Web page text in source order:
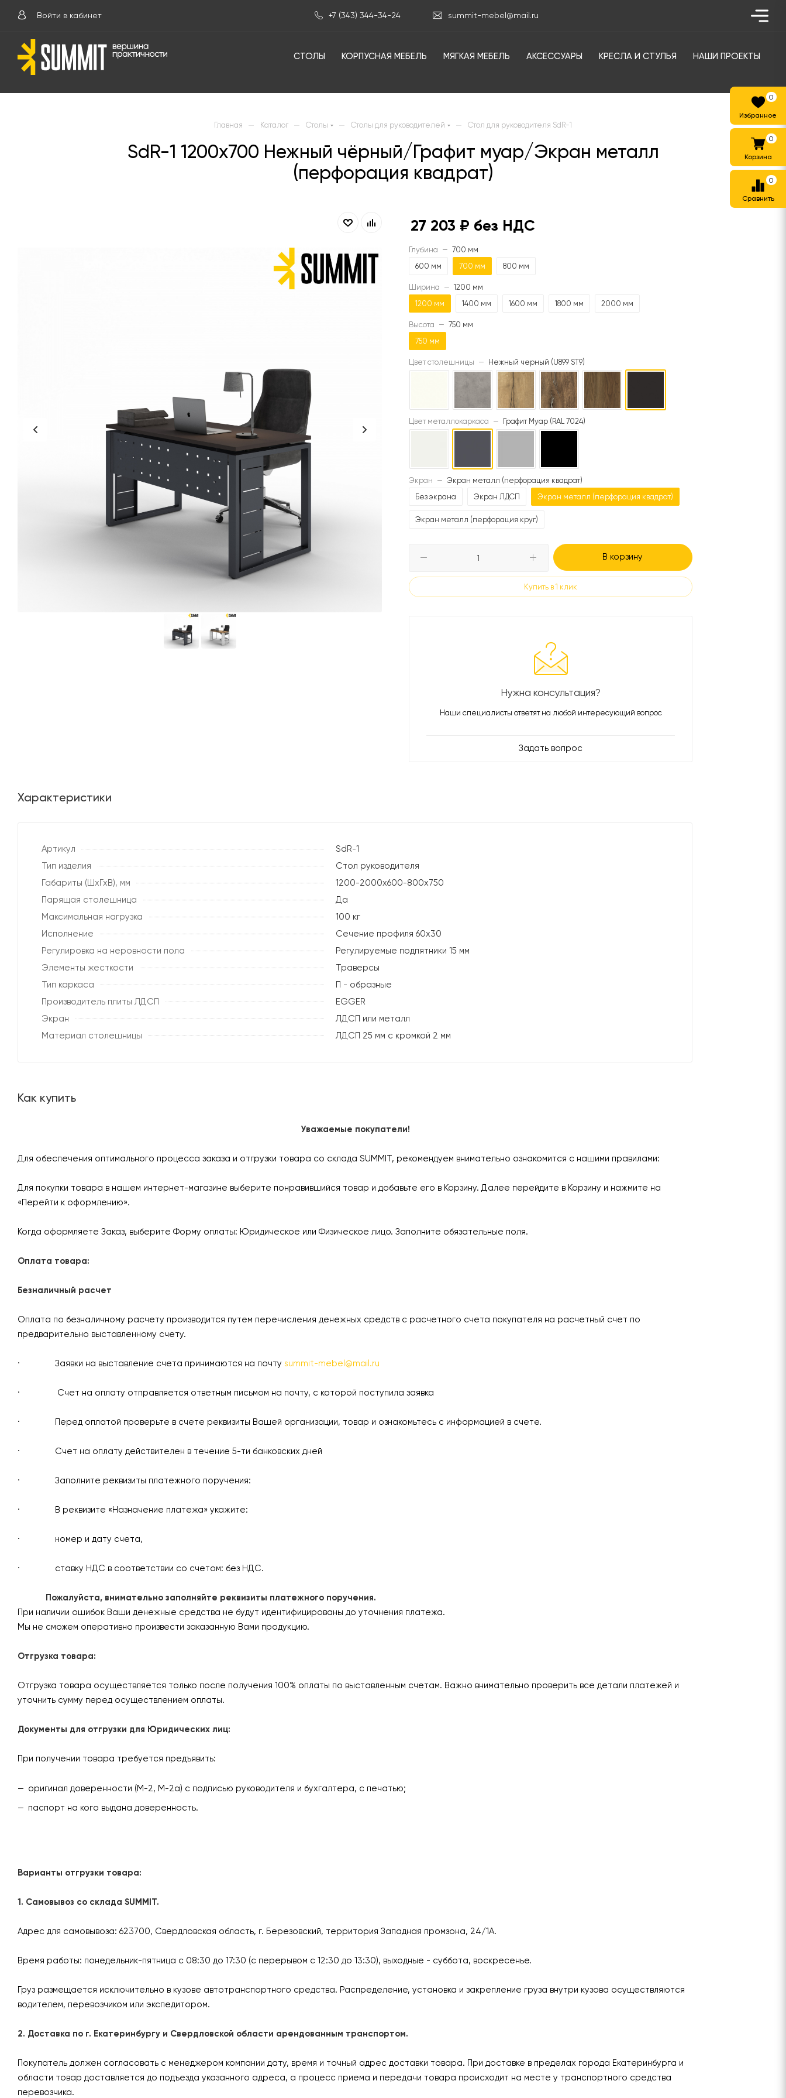
Войти в кабинет +7 (343) 344-34-24 summit-mebel@mail.ru
СТОЛЫ КОРПУСНАЯ МЕБЕЛЬ МЯГКАЯ МЕБЕЛЬ АКСЕССУАРЫ КРЕСЛА И СТУЛЬЯ НАШИ ПРОЕКТЫ
Главная — Каталог — Столы — Столы для руководителей — Стол для руководителя SdR-1
SdR-1 1200х700 Нежный чёрный/Графит муар/Экран металл
(перфорация квадрат)
27 203 ₽ без НДС
Глубина — 700 мм
600 мм
700 мм 800 мм
Ширина — 1200 мм
1200 мм
1400 мм 1600 мм 1800 мм 2000 мм
Высота — 750 мм
750 мм
Цвет столешницы — Нежный черный (U899 ST9)
Цвет металлокаркаса — Графит Муар (RAL 7024)
Экран — Экран металл (перфорация квадрат)
Без экрана
Экран ЛДСП Экран металл (перфорация квадрат)
Экран металл (перфорация круг)
В корзину
Купить в 1 клик
Нужна консультация?
Наши специалисты ответят на любой интересующий вопрос
Задать вопрос
Характеристики
Артикул
SdR-1
Тип изделия
Стол руководителя
Габариты (ШхГхВ), мм
1200-2000х600-800х750
Парящая столешница
Да
Максимальная нагрузка
100 кг
Исполнение
Сечение профиля 60х30
Регулировка на неровности пола
Регулируемые подпятники 15 мм
Элементы жесткости
Траверсы
Тип каркаса
П - образные
Производитель плиты ЛДСП
EGGER
Экран
ЛДСП или металл
Материал столешницы
ЛДСП 25 мм с кромкой 2 мм
Как купить
Уважаемые покупатели!
Для обеспечения оптимального процесса заказа и отгрузки товара со склада SUMMIT, рекомендуем внимательно ознакомится с нашими правилами:
Для покупки товара в нашем интернет-магазине выберите понравившийся товар и добавьте его в Корзину. Далее перейдите в Корзину и нажмите на
«Перейти к оформлению».
Когда оформляете Заказ, выберите Форму оплаты: Юридическое или Физическое лицо. Заполните обязательные поля.
Оплата товара:
Безналичный расчет
Оплата по безналичному расчету производится путем перечисления денежных средств с расчетного счета покупателя на расчетный счет по
предварительно выставленному счету.
· Заявки на выставление счета принимаются на почту summit-mebel@mail.ru
· Счет на оплату отправляется ответным письмом на почту, с которой поступила заявка
· Перед оплатой проверьте в счете реквизиты Вашей организации, товар и ознакомьтесь с информацией в счете.
· Счет на оплату действителен в течение 5-ти банковских дней
· Заполните реквизиты платежного поручения:
· В реквизите «Назначение платежа» укажите:
· номер и дату счета,
· ставку НДС в соответствии со счетом: без НДС.
Пожалуйста, внимательно заполняйте реквизиты платежного поручения.
При наличии ошибок Ваши денежные средства не будут идентифицированы до уточнения платежа.
Мы не сможем оперативно произвести заказанную Вами продукцию.
Отгрузка товара:
Отгрузка товара осуществляется только после получения 100% оплаты по выставленным счетам. Важно внимательно проверить все детали платежей и
уточнить сумму перед осуществлением оплаты.
Документы для отгрузки для Юридических лиц:
При получении товара требуется предъявить:
оригинал доверенности (М-2, М-2а) с подписью руководителя и бухгалтера, с печатью;
паспорт на кого выдана доверенность.
Варианты отгрузки товара:
1. Самовывоз со склада SUMMIT.
Адрес для самовывоза: 623700, Свердловская область, г. Березовский, территория Западная промзона, 24/1А.
Время работы: понедельник-пятница с 08:30 до 17:30 (с перерывом с 12:30 до 13:30), выходные - суббота, воскресенье.
Груз размещается исключительно в кузове автотранспортного средства. Распределение, установка и закрепление груза внутри кузова осуществляются
водителем, перевозчиком или экспедитором.
2. Доставка по г. Екатеринбургу и Свердловской области арендованным транспортом.
Покупатель должен согласовать с менеджером компании дату, время и точный адрес доставки товара. При доставке в пределах города Екатеринбурга и
области товар доставляется до подъезда указанного адреса, а процесс приема и передачи товара происходит на месте у транспортного средства
перевозчика.
0
0
0